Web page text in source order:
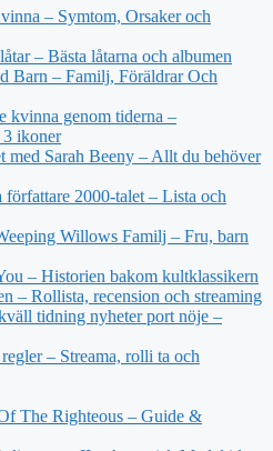
– Symtom, Orsaker och
– Bästa låtarna och albumen
Barn – Familj, Föräldrar Och
kvinna genom tiderna –
ikoner
med Sarah Beeny – Allt du behöver
2000-talet – Lista och
Willows Familj – Fru, barn
– Historien bakom kultklassikern
– Rollista, recension och streaming
tidning nyheter port nöje –
– Streama, rolli ta och
The Righteous – Guide &